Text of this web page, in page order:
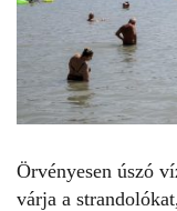
Örvényesen úszó
várja a